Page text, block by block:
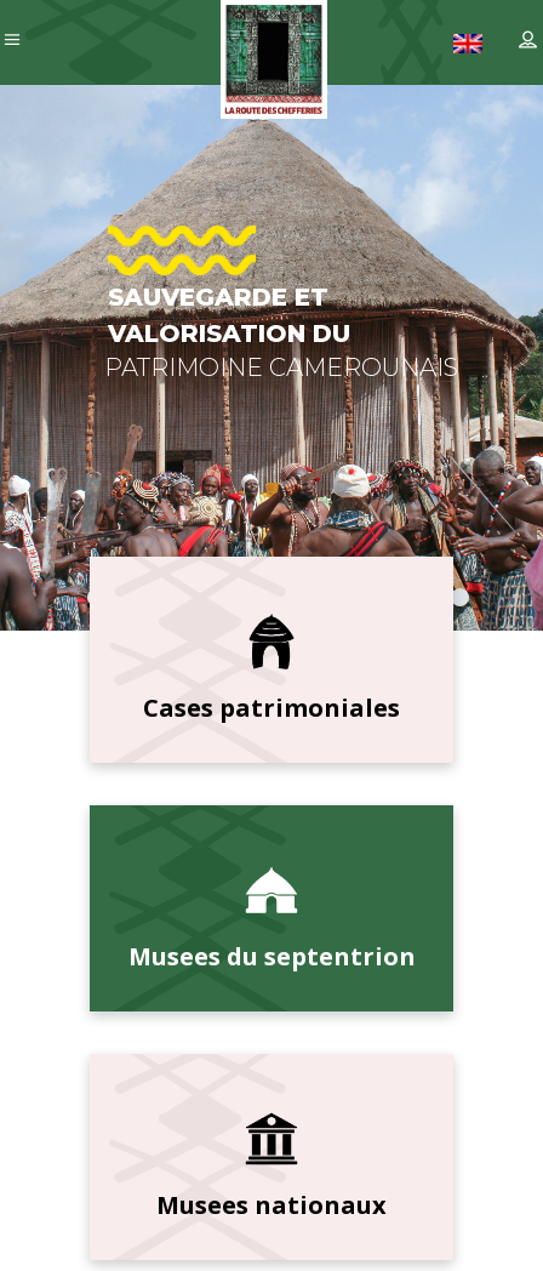
SAUVEGARDE ET
VALORISATION DU
PATRIMOINE CAMEROUNAIS
Cases patrimoniales
Musees du septentrion
Musees nationaux